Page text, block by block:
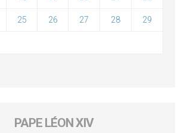
25 26 27 28 29
PAPE LÉON XIV